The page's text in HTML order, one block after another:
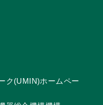
ク(UMIN)ホームペー